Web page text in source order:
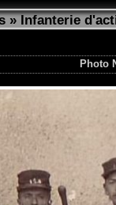
»Infanterie
Photo